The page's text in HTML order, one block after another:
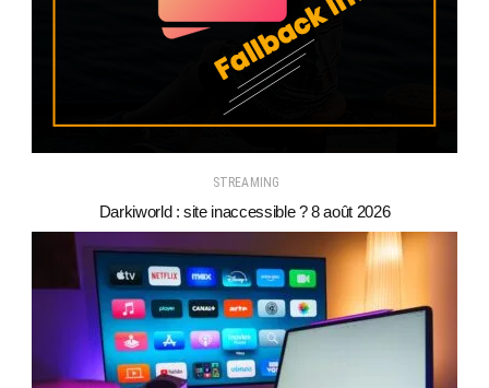
STREAMING
Darkiworld : site inaccessible ? 8 août 2026